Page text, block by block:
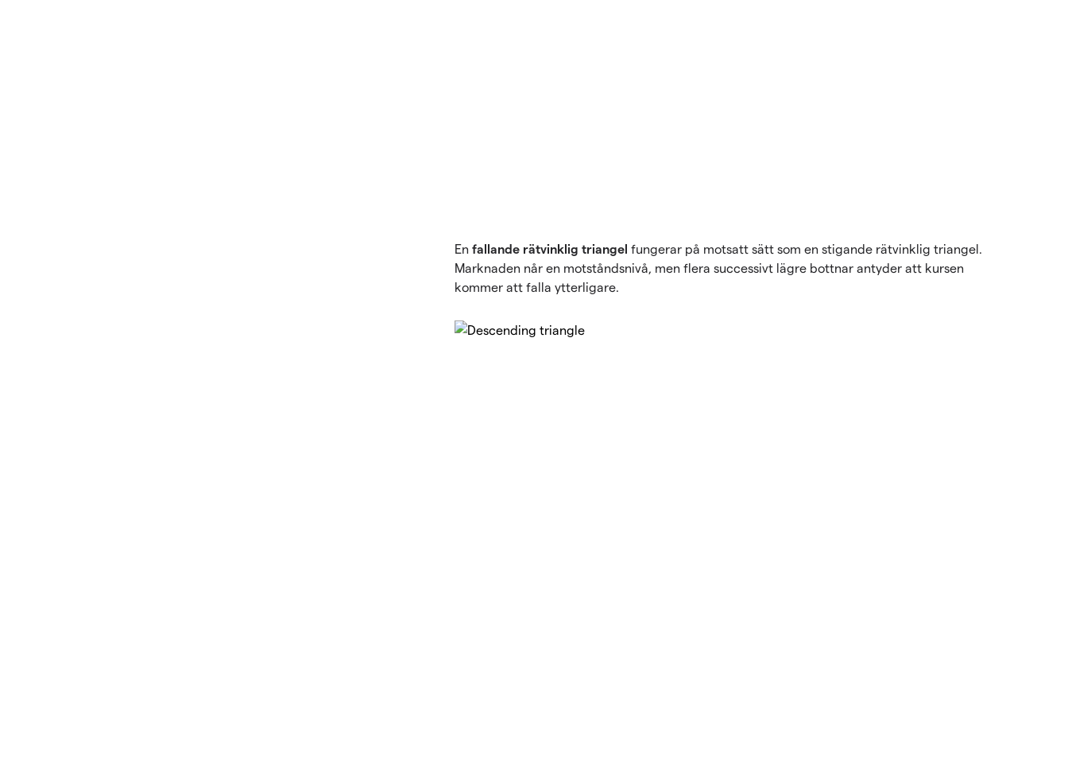
En fallande rätvinklig triangel fungerar på motsatt sätt som en stigande rätvinklig triangel.
Marknaden når en motståndsnivå, men flera successivt lägre bottnar antyder att kursen
kommer att falla ytterligare.